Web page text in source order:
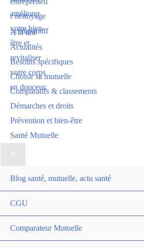
A la une
Actualités
Besoins spécifiques
Choisir sa mutuelle
Comparatifs & classements
Démarches et droits
Prévention et bien-être
Santé Mutuelle
Blog santé, mutuelle, actu santé
CGU
Comparateur Mutuelle